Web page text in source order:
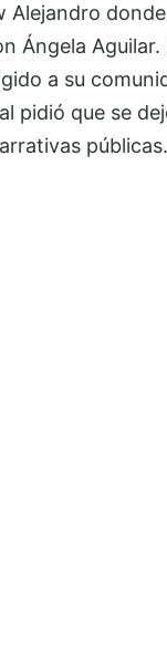
Alejandro
Ángela Aguilar.
a su
pidió que se
públicas.